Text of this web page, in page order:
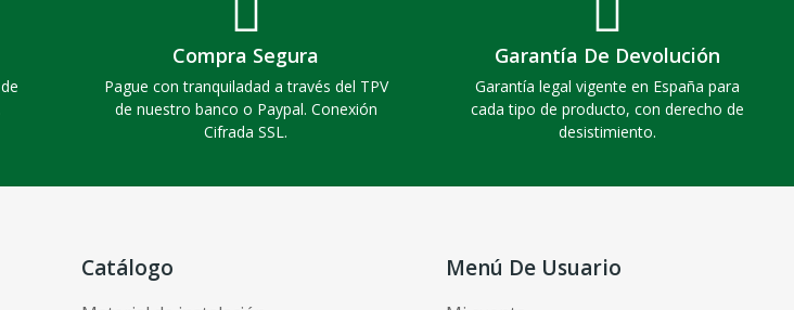
Compra Segura
Pague con tranquiladad a través del TPV
de nuestro banco o Paypal. Conexión
Cifrada SSL.
Garantía De Devolución
Garantía legal vigente en España para
cada tipo de producto, con derecho de
desistimiento.
Catálogo Menú De Usuario